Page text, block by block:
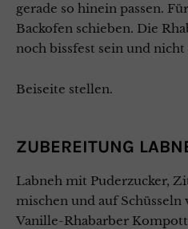
gerade so hinein passen.
Backofen schieben. Die
noch bissfest sein und nicht
Beiseite stellen.
ZUBEREITUNG
Labneh mit Puderzucker,
mischen und auf Schüsseln
Vanille-Rhabarber